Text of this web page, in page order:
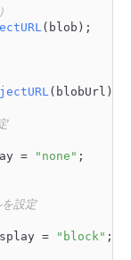
(blob);
(blobUrl),
= "none" ;
設定
= "block" ;